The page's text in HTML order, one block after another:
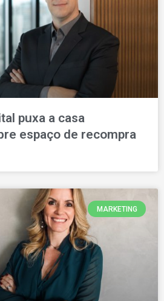
puxa a casa
espaço de recompra
MARKETING